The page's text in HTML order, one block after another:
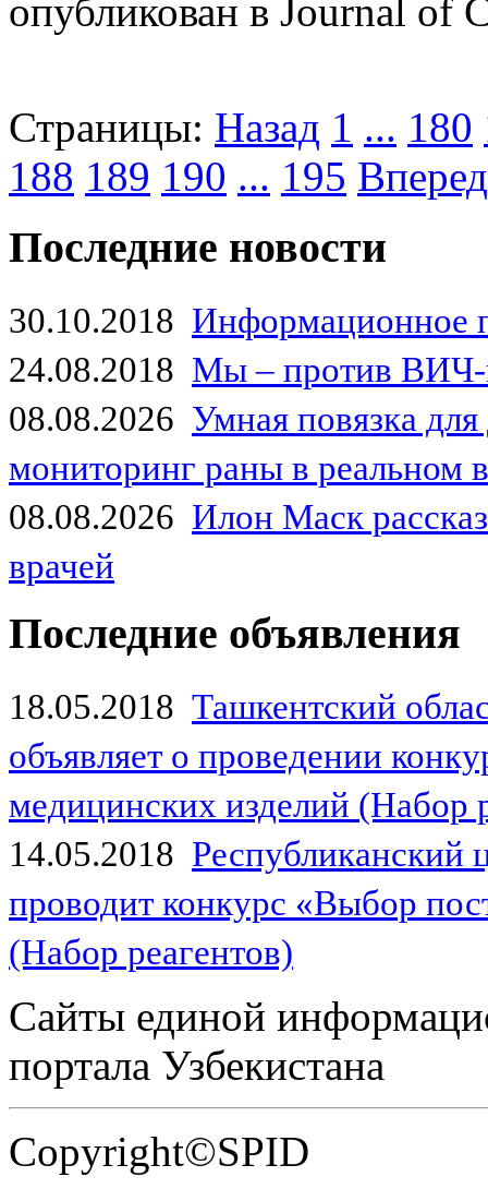
опубликован в Journal of
Страницы: Назад 1 ... 180
188 189 190 ... 195 Вперед
Последние новости
30.10.2018 Информационное
24.08.2018 Мы – против
08.08.2026 Умная повязка
мониторинг раны в реальном
08.08.2026 Илон Маск
врачей
Последние объявления
18.05.2018 Ташкентский
объявляет о проведении
медицинских изделий (Набор
14.05.2018
проводит конкурс «Выбор
(Набор реагентов)
Сайты единой
портала Узбекистана
Copyright©SPID